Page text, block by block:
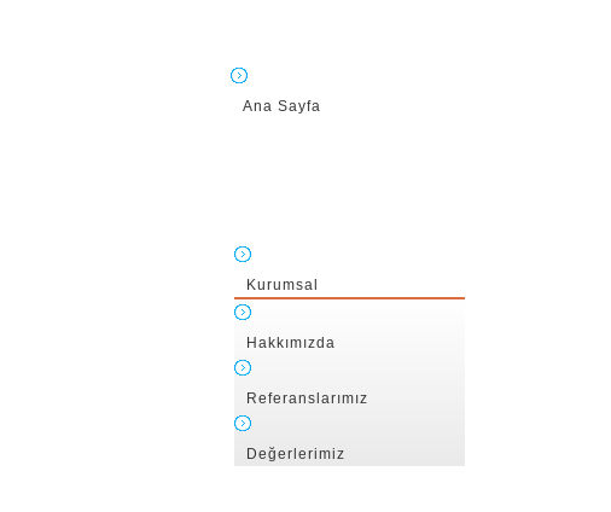
Ana Sayfa
Kurumsal
Hakkımızda
Referanslarımız
Değerlerimiz